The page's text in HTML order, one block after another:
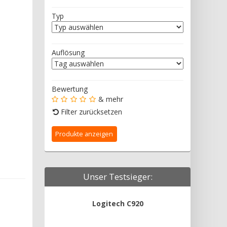
Typ
Auflösung
Bewertung
& mehr
Filter zurücksetzen
Unser Testsieger:
Logitech C920